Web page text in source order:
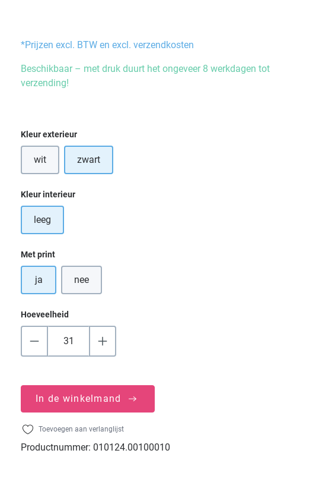
*Prijzen excl. BTW en excl. verzendkosten
Beschikbaar – met druk duurt het ongeveer 8 werkdagen tot
verzending!
Selecteer
Kleur exterieur
wit zwart
Selecteer
Kleur interieur
leeg
Selecteer
Met print
ja nee
Hoeveelheid
In de winkelmand
Toevoegen aan verlanglijst
Productnummer: 010124.00100010